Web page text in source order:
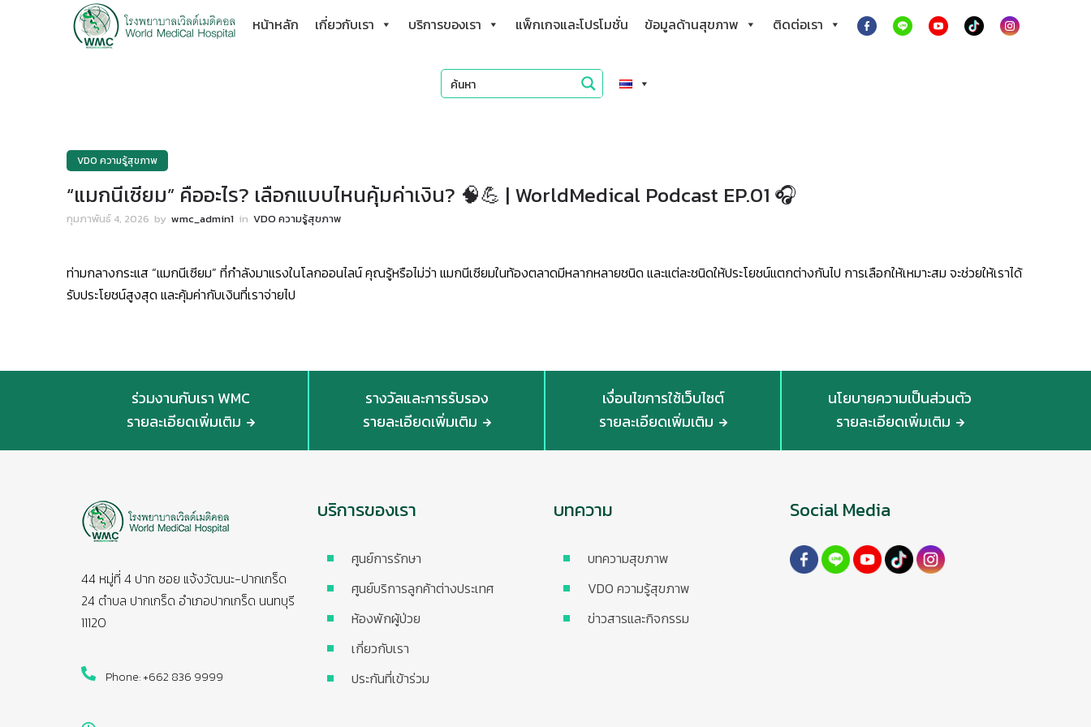
หน้าหลัก เกี่ยวกับเรา บริการของเรา แพ็กเกจและโปรโมชั่น ข้อมูลด้านสุขภาพ ติดต่อเรา
VDO ความรู้สุขภาพ
“แมกนีเซียม” คืออะไร? เลือกแบบไหนคุ้มค่าเงิน? 🧠💪 | WorldMedical Podcast EP.01 🎧
กุมภาพันธ์ 4, 2026 by wmc_admin1 in VDO ความรู้สุขภาพ
ท่ามกลางกระแส “แมกนีเซียม” ที่กำลังมาแรงในโลกออนไลน์ คุณรู้หรือไม่ว่า แมกนีเซียมในท้องตลาดมีหลากหลายชนิด และแต่ละชนิดให้ประโยชน์แตกต่างกันไป การเลือกให้เหมาะสม จะช่วยให้เราได้
รับประโยชน์สูงสุด และคุ้มค่ากับเงินที่เราจ่ายไป
ร่วมงานกับเรา WMC
รายละเอียดเพิ่มเติม
รางวัลและการรับรอง
รายละเอียดเพิ่มเติม
เงื่อนไขการใช้เว็บไซต์
รายละเอียดเพิ่มเติม
นโยบายความเป็นส่วนตัว
รายละเอียดเพิ่มเติม
44 หมู่ที่ 4 ปาก ซอย แจ้งวัฒนะ-ปากเกร็ด
24 ตำบล ปากเกร็ด อำเภอปากเกร็ด นนทบุรี
11120
Phone: +662 836 9999
บริการของเรา
ศูนย์การรักษา
ศูนย์บริการลูกค้าต่างประเทศ
ห้องพักผู้ป่วย
เกี่ยวกับเรา
ประกันที่เข้าร่วม
บทความ
บทความสุขภาพ
VDO ความรู้สุขภาพ
ข่าวสารและกิจกรรม
Social Media